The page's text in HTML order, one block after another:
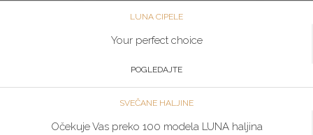
LUNA CIPELE
Your perfect choice
POGLEDAJTE
SVEČANE HALJINE
Očekuje Vas preko 100 modela LUNA haljina